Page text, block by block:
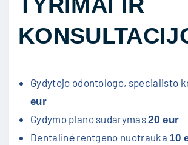
Gydytojo odontologo, specialisto
eur
Gydymo plano sudarymas20 eur
Dentalinė rentgeno nuotrauka 10